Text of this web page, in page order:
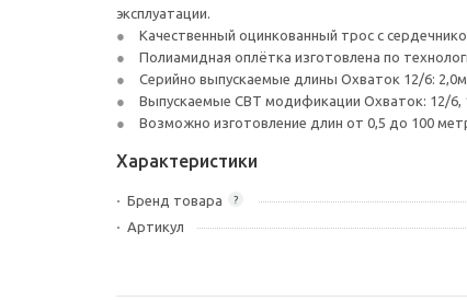
эксплуатации.
Качественный оцинкованный трос с
Полиамидная оплётка изготовлена по
Серийно выпускаемые длины Охваток 12/6:
Выпускаемые СВТ модификации Охваток: 12/6,
Возможно изготовление длин от 0,5 до 100
Характеристики
?
Бренд товара
Артикул